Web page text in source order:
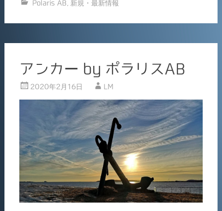
e
b
o
k
l
Polaris AB 新規・最新情報
アンカー by ポラリスAB
2020年2月16日 LM